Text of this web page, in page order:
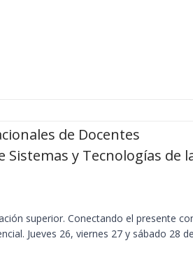
de Docentes
Sistemas y Tecnologías de
superior. Conectando el presente
Jueves 26, viernes 27 y sábado 28